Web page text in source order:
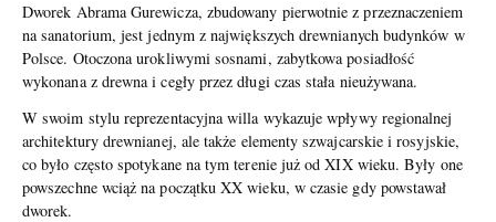
Dworek Abrama Gurewicza, zbudowany pierwotnie z przeznaczeniem
na sanatorium, jest jednym z największych drewnianych budynków w
Polsce. Otoczona urokliwymi sosnami, zabytkowa posiadłość
wykonana z drewna i cegły przez długi czas stała nieużywana.
W swoim stylu reprezentacyjna willa wykazuje wpływy regionalnej
architektury drewnianej, ale także elementy szwajcarskie i rosyjskie,
co było często spotykane na tym terenie już od XIX wieku. Były one
powszechne wciąż na początku XX wieku, w czasie gdy powstawał
dworek.